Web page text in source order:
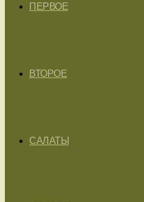
ПЕРВОЕ
ВТОРОЕ
САЛАТЫ